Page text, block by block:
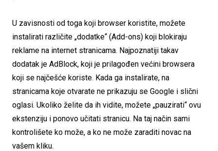
U zavisnosti od toga koji browser koristite, možete
instalirati različite „dodatke“ (Add-ons) koji blokiraju
reklame na internet stranicama. Najpoznatiji takav
dodatak je AdBlock, koji je prilagođen većini browsera
koji se najčešće koriste. Kada ga instalirate, na
stranicama koje otvarate ne prikazuju se Google i slični
oglasi. Ukoliko želite da ih vidite, možete „pauzirati“ ovu
ekstenziju i ponovo učitati stranicu. Na taj način sami
kontrolišete ko može, a ko ne može zaraditi novac na
vašem kliku.